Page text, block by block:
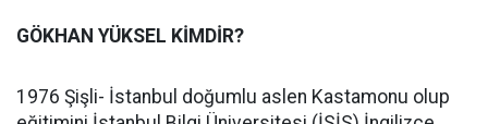
GÖKHAN YÜKSEL KİMDİR?
1976 Şişli- İstanbul doğumlu aslen Kastamonu olup